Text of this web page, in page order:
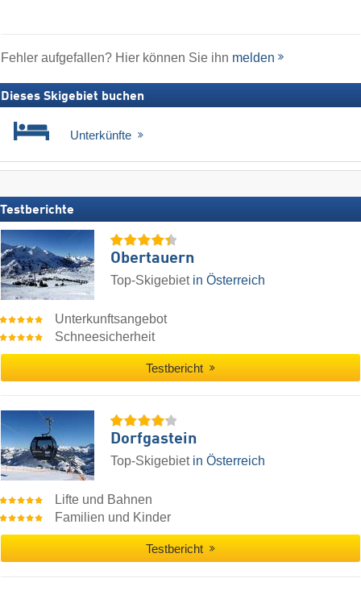
Fehler aufgefallen? Hier können Sie ihn melden
Dieses Skigebiet buchen
Unterkünfte
Testberichte
Obertauern
Top-Skigebiet in Österreich
Unterkunftsangebot
Schneesicherheit
Testbericht
Dorfgastein
Top-Skigebiet in Österreich
Lifte und Bahnen
Familien und Kinder
Testbericht